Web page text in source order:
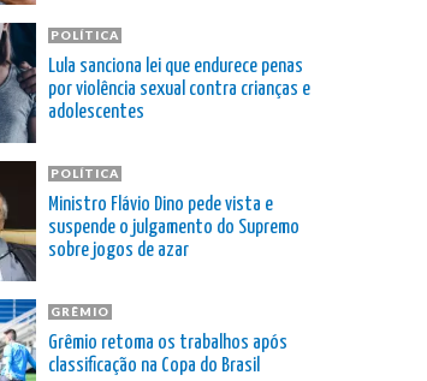
POLÍTICA
Lula sanciona lei que endurece penas
por violência sexual contra crianças e
adolescentes
POLÍTICA
Ministro Flávio Dino pede vista e
suspende o julgamento do Supremo
sobre jogos de azar
GRÊMIO
Grêmio retoma os trabalhos após
classificação na Copa do Brasil